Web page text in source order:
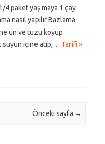
4 paket yaş maya 1 çay
nasıl yapılır Bazlama
un ve tuzu koyup
suyun içine atıp,… Tarifi »
Önceki sayfa →